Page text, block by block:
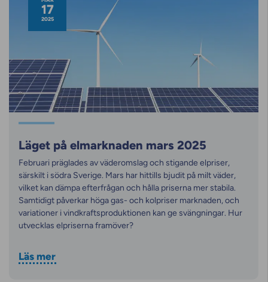
17
2025
Läget på elmarknaden mars 2025
Februari präglades av väderomslag och stigande elpriser,
särskilt i södra Sverige. Mars har hittills bjudit på milt väder,
vilket kan dämpa efterfrågan och hålla priserna mer stabila.
Samtidigt påverkar höga gas- och kolpriser marknaden, och
variationer i vindkraftsproduktionen kan ge svängningar. Hur
utvecklas elpriserna framöver?
Läs mer